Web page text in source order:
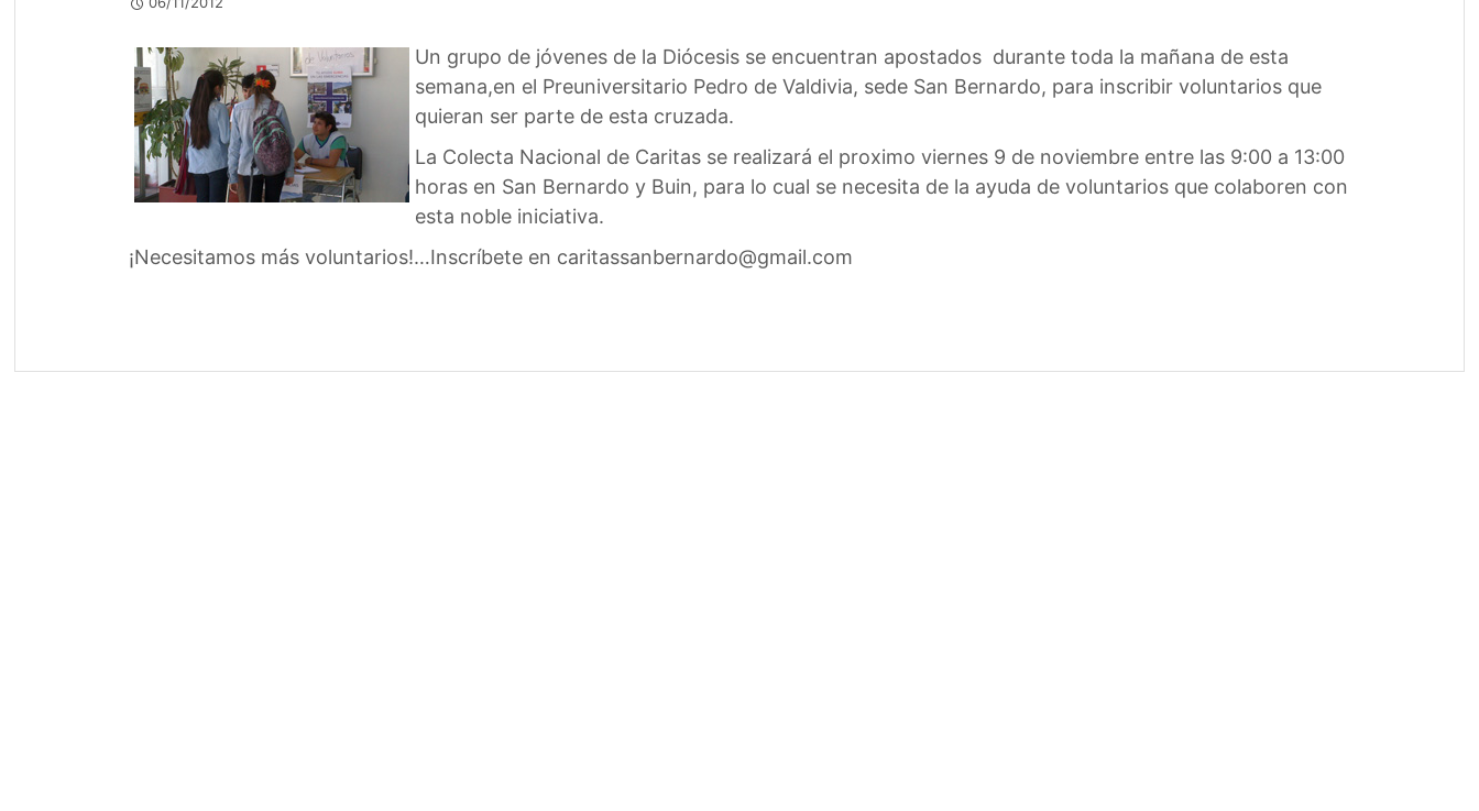
Un grupo de jóvenes de la Diócesis se encuentran apostados durante toda la mañana de esta
semana,en el Preuniversitario Pedro de Valdivia, sede San Bernardo, para inscribir voluntarios que
quieran ser parte de esta cruzada.
La Colecta Nacional de Caritas se realizará el proximo viernes 9 de noviembre entre las 9:00 a 13:00
horas en San Bernardo y Buin, para lo cual se necesita de la ayuda de voluntarios que colaboren con
esta noble iniciativa.
¡Necesitamos más voluntarios!…Inscríbete en caritassanbernardo@gmail.com